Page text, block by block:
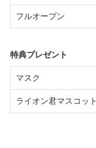
フルオープン
特典プレゼント
マスク
ライオン君マスコット